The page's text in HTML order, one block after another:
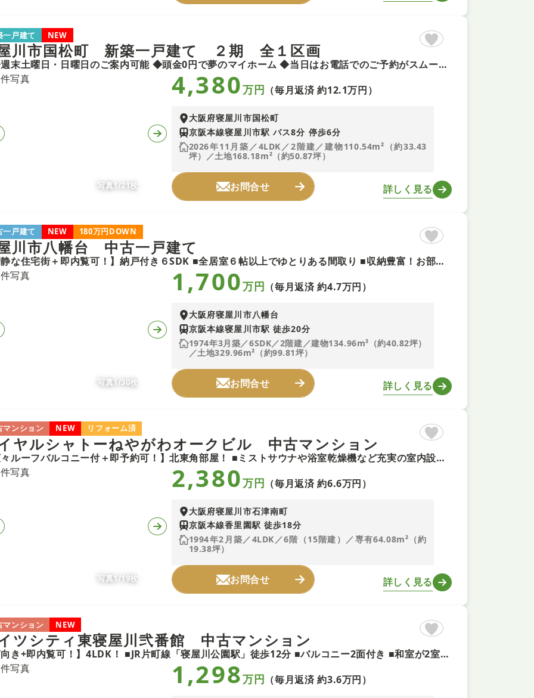
一戸建て NEW
川市国松町 新築一戸建て ２期 全１区画
◆今週末土曜日・日曜日のご案内可能 ◆頭金0円で夢のマイホーム ◆当日はお電話でのご予約がスムーズです ◆最長３５年の定期点検・長期保証で安心
写真1/21枚
4,380万円 （毎月返済 約12.1万円）
大阪府寝屋川市国松町
京阪本線寝屋川市駅 バス8分 停歩6分
2026年11月築／4LDK／2階建／建物110.54m²（約33.43
坪）／土地168.18m²（約50.87坪）
お問合せ 詳しく見る
一戸建て NEW 180万円DOWN
川市八幡台 中古一戸建て
【閑静な住宅街＋即内覧可！】納戸付き６SDK ■全居室６帖以上でゆとりある間取り ■収納豊富！お部屋をスッキリと使える嬉しい設計 ■和洋室があり家族によって使い分け可能！来客スペースにも♪
写真1/30枚
1,700万円 （毎月返済 約4.7万円）
大阪府寝屋川市八幡台
京阪本線寝屋川市駅 徒歩20分
1974年3月築／6SDK／2階建／建物134.96m²（約40.82坪）
／土地329.96m²（約99.81坪）
お問合せ 詳しく見る
マンション NEW リフォーム済
ヤルシャトーねやがわオークビル 中古マンション
【広々ルーフバルコニー付＋即予約可！】北東角部屋！ ■ミストサウナや浴室乾燥機など充実の室内設備 ■立田井小学校まで徒歩約5分と安心の環境 ■全居室収納で室内すっきりと片付きます
写真1/19枚
2,380万円 （毎月返済 約6.6万円）
大阪府寝屋川市石津南町
京阪本線香里園駅 徒歩18分
1994年2月築／4LDK／6階（15階建）／専有64.08m²（約
19.38坪）
お問合せ 詳しく見る
マンション NEW
ツシティ東寝屋川弐番館 中古マンション
【南向き+即内覧可！】4LDK！ ■JR片町線「寝屋川公園駅」徒歩12分 ■バルコニー2面付き ■和室が2室あり！収納充実！ ■エレベーター2基
1,298万円 （毎月返済 約3.6万円）